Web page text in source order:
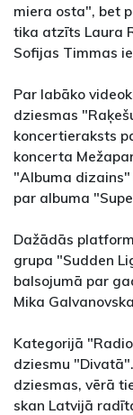
miera osta", bet
tika atzīts Laura
Sofijas Timmas
Par labāko
dziesmas
koncertieraksts
koncerta
"Albuma
par albuma
Dažādās
grupa "Sudden
balsojumā par
Mika
Kategorijā
dziesmu
dziesmas, vērā
skan Latvijā